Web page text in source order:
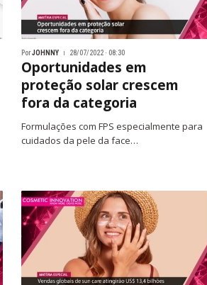
PorJOHNNY 28/07/2022 · 08:30
Oportunidades em
proteção solar crescem
fora da categoria
Formulações com FPS especialmente para
cuidados da pele da face…